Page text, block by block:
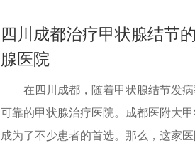
四川成都治疗甲状腺结节
腺医院
在四川成都，随着甲状腺结节发
可靠的甲状腺治疗医院。成都医附大
成为了不少患者的首选。那么，这家